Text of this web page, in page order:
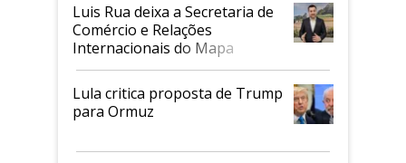
Luis Rua deixa a Secretaria de
Comércio e Relações
Internacionais do Mapa
Lula critica proposta de Trump
para Ormuz